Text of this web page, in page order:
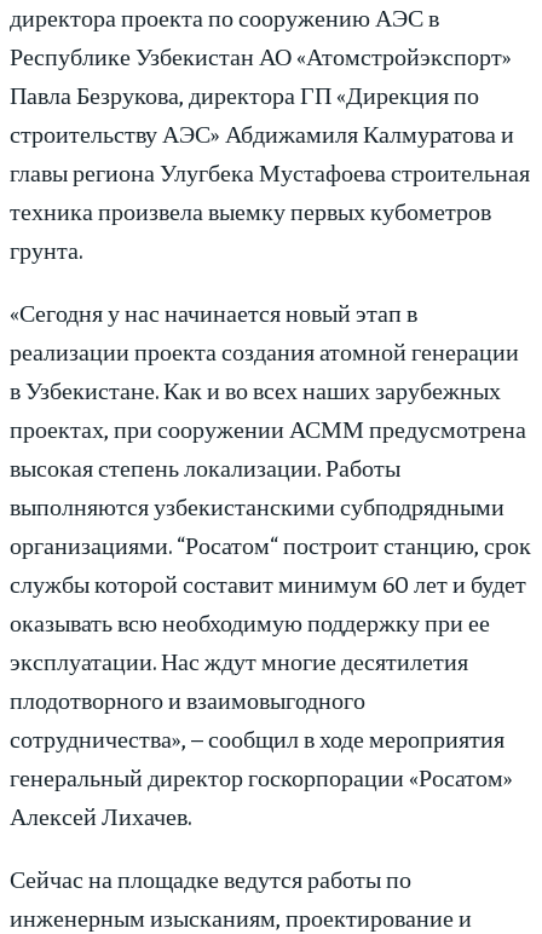
директора проекта по сооружению АЭС в
Республике Узбекистан АО «Атомстройэкспорт»
Павла Безрукова, директора ГП «Дирекция по
строительству АЭС» Абдижамиля Калмуратова и
главы региона Улугбека Мустафоева строительная
техника произвела выемку первых кубометров
грунта.
«Сегодня у нас начинается новый этап в
реализации проекта создания атомной генерации
в Узбекистане. Как и во всех наших зарубежных
проектах, при сооружении АСММ предусмотрена
высокая степень локализации. Работы
выполняются узбекистанскими субподрядными
организациями. “Росатом“ построит станцию, срок
службы которой составит минимум 60 лет и будет
оказывать всю необходимую поддержку при ее
эксплуатации. Нас ждут многие десятилетия
плодотворного и взаимовыгодного
сотрудничества», – сообщил в ходе мероприятия
генеральный директор госкорпорации «Росатом»
Алексей Лихачев.
Сейчас на площадке ведутся работы по
инженерным изысканиям, проектирование и